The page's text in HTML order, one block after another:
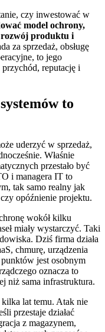
czy inwestować w
model ochrony,
rozwój produktu i
za sprzedaż, obsługę
to jego
reputację i
to
uderzyć w sprzedaż,
Właśnie
przestało być
i managera IT to
tak samo realny jak
opóźnienie projektu.
wokół kilku
miały wystarczyć. Taki
Dziś firma działa
chmurę, urządzenia
jest osobnym
oznacza to
niż sama infrastruktura.
lat temu. Atak nie
przestaje działać
z magazynem,